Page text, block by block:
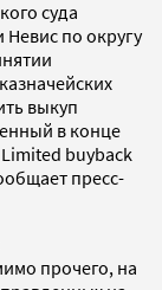
суда
по округу
выкуп
в конце
buyback
пресс-
прочего, на